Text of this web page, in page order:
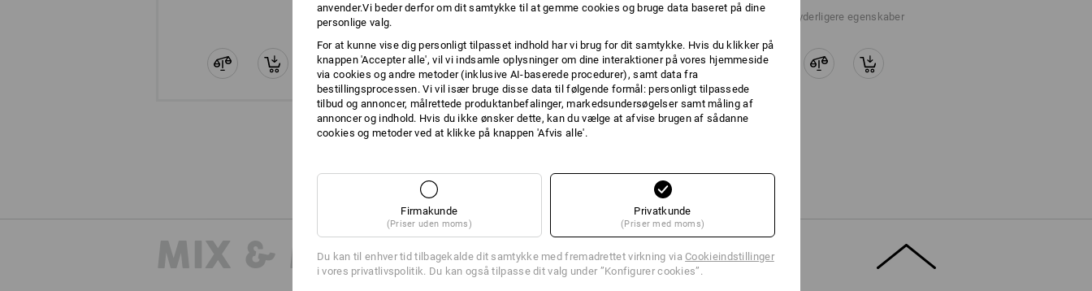
+5 yderligere egenskaber +2 yderligere egenskaber
MIX & MATCH
anvender.Vi beder derfor om dit samtykke til at gemme cookies og bruge data baseret på dine
personlige valg.
For at kunne vise dig personligt tilpasset indhold har vi brug for dit samtykke. Hvis du klikker på
knappen 'Accepter alle', vil vi indsamle oplysninger om dine interaktioner på vores hjemmeside
via cookies og andre metoder (inklusive AI-baserede procedurer), samt data fra
bestillingsprocessen. Vi vil især bruge disse data til følgende formål: personligt tilpassede
tilbud og annoncer, målrettede produktanbefalinger, markedsundersøgelser samt måling af
annoncer og indhold. Hvis du ikke ønsker dette, kan du vælge at afvise brugen af sådanne
cookies og metoder ved at klikke på knappen 'Afvis alle'.
Firmakunde
(Priser uden moms)
Privatkunde
(Priser med moms)
Du kan til enhver tid tilbagekalde dit samtykke med fremadrettet virkning viaCookieindstillinger
i vores privatlivspolitik. Du kan også tilpasse dit valg under ”Konfigurer cookies”.